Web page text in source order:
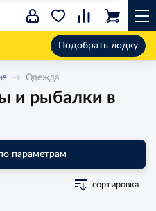
Подобрать лодку
Одежда
и рыбалки в
параметрам
сортировка